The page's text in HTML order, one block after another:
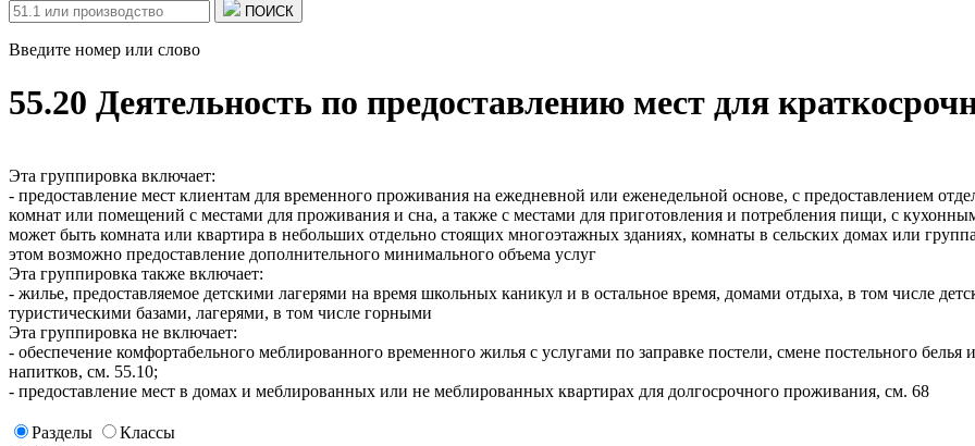
ПОИСК
Введите номер или слово
55.20 Деятельность по предоставлению мест для
Эта группировка включает:
- предоставление мест клиентам для временного проживания на ежедневной или еженедельной основе, с предоставлением
комнат или помещений с местами для проживания и сна, а также с местами для приготовления и потребления пищи, с
может быть комната или квартира в небольших отдельно стоящих многоэтажных зданиях, комнаты в сельских домах или
этом возможно предоставление дополнительного минимального объема услуг
Эта группировка также включает:
- жилье, предоставляемое детскими лагерями на время школьных каникул и в остальное время, домами отдыха, в том числе
туристическими базами, лагерями, в том числе горными
Эта группировка не включает:
- обеспечение комфортабельного меблированного временного жилья с услугами по заправке постели, смене постельного
напитков, см. 55.10;
- предоставление мест в домах и меблированных или не меблированных квартирах для долгосрочного проживания, см. 68
Разделы
Классы